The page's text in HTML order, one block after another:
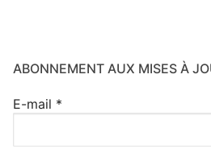
ABONNEMENT AUX MISES À
E-mail *